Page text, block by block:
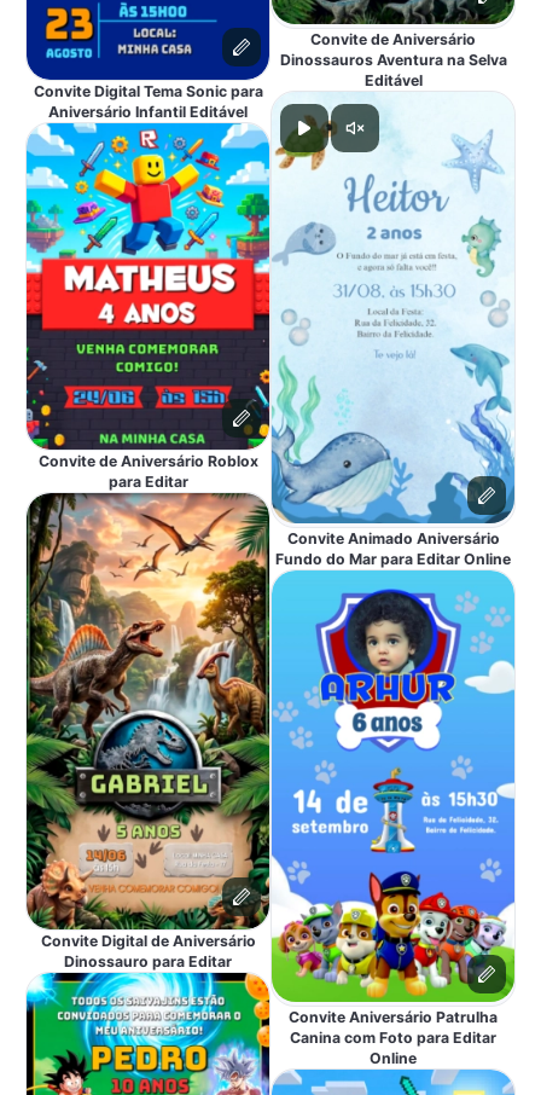
Convite Digital Tema Sonic para
Aniversário Infantil Editável
Convite de Aniversário Roblox
para Editar
Convite Digital de Aniversário
Dinossauro para Editar
Convite de Aniversário
Dinossauros Aventura na Selva
Editável
Convite Animado Aniversário
Fundo do Mar para Editar Online
Convite Aniversário Patrulha
Canina com Foto para Editar
Online